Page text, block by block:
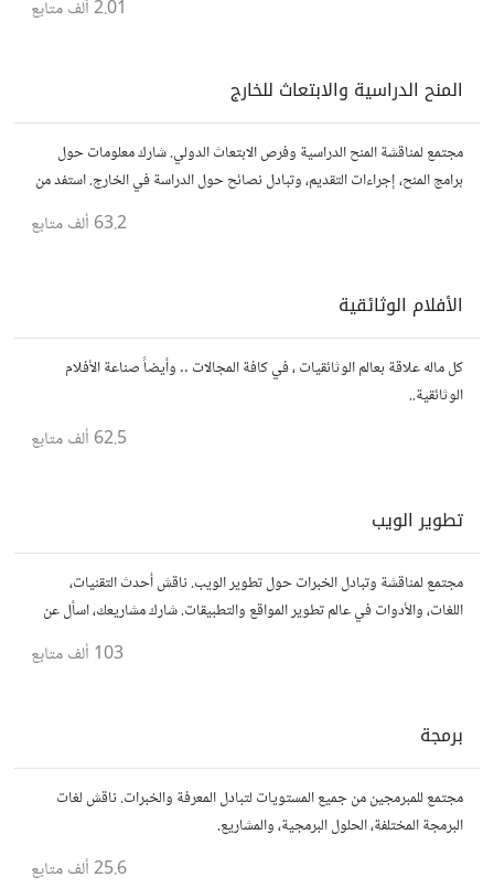
2.01 ألف متابع
المنح الدراسية والابتعاث للخارج
مجتمع لمناقشة المنح الدراسية وفرص الابتعاث الدولي. شارك معلومات حول
برامج المنح، إجراءات التقديم، وتبادل نصائح حول الدراسة في الخارج. استفد من
63.2 ألف متابع
الأفلام الوثائقية
كل ماله علاقة بعالم الوثائقيات ، في كافة المجالات .. وأيضاً صناعة الأفلام
الوثائقية..
62.5 ألف متابع
تطوير الويب
مجتمع لمناقشة وتبادل الخبرات حول تطوير الويب. ناقش أحدث التقنيات،
اللغات، والأدوات في عالم تطوير المواقع والتطبيقات. شارك مشاريعك، اسأل عن
103 ألف متابع
برمجة
مجتمع للمبرمجين من جميع المستويات لتبادل المعرفة والخبرات. ناقش لغات
البرمجة المختلفة، الحلول البرمجية، والمشاريع.
25.6 ألف متابع